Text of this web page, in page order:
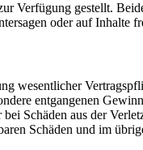
Verfügung gestellt.
oder auf Inhalte
wesentlicher
entgangenen
Schäden aus der
Schäden und im